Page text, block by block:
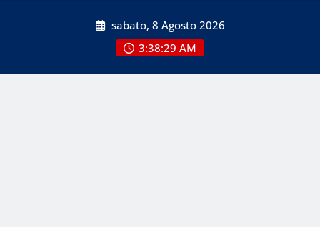
sabato, 8 Agosto 2026
3:38:30 AM